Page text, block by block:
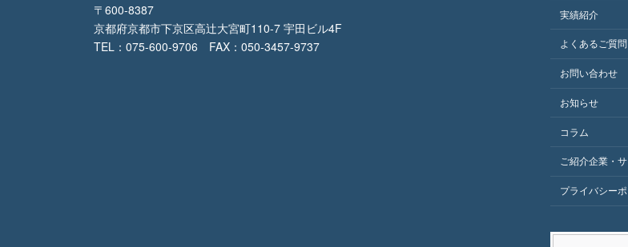
〒600-8387
京都府京都市下京区高辻大宮町110-7 宇田ビル4F
TEL：075-600-9706 FAX：050-3457-9737
実績紹介
よくあるご質問
お問い合わせ
お知らせ
コラム
ご紹介企業・
プライバシー